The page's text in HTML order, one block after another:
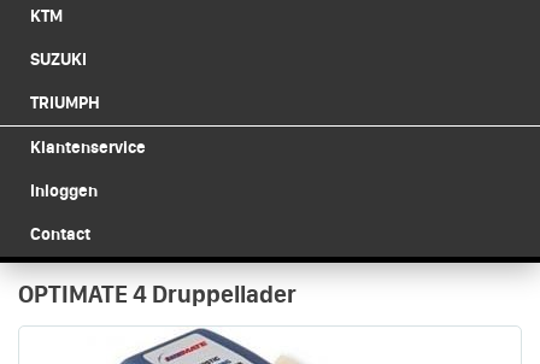
KTM
SUZUKI
TRIUMPH
Klantenservice
Inloggen
Contact
OPTIMATE 4 Druppellader